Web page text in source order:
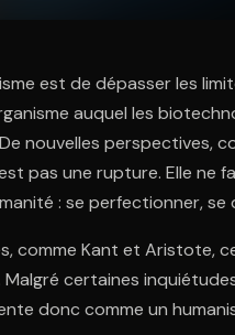
est de dépasser les
auquel les
nouvelles perspectives,
pas une rupture. Elle ne
: se perfectionner, se
comme Kant et Aristote,
Malgré certaines
donc comme un